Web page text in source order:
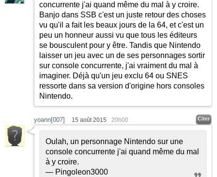
concurrente j'ai quand même du mal à y croire.
Banjo dans SSB c'est un juste retour des choses
vu qu'il a fait les beaux jours de la 64, et c'est un
peu un honneur aussi vu que tous les éditeurs
se bousculent pour y être. Tandis que Nintendo
laisser un jeu avec un de ses personnages sortir
sur console concurrente, j'ai vraiment du mal à
imaginer. Déjà qu'un jeu exclu 64 ou SNES
ressorte dans sa version d'origine hors consoles
Nintendo.
yoann[007] 15 août 2015 20h00 Citer
Oulah, un personnage Nintendo sur une
console concurrente j'ai quand même du mal
à y croire.
— Pingoleon3000